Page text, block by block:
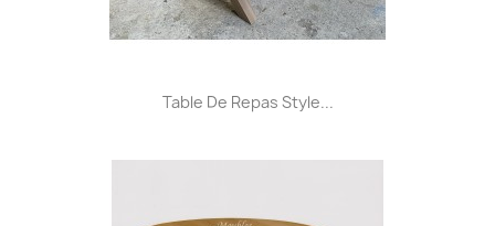
Table De Repas Style...